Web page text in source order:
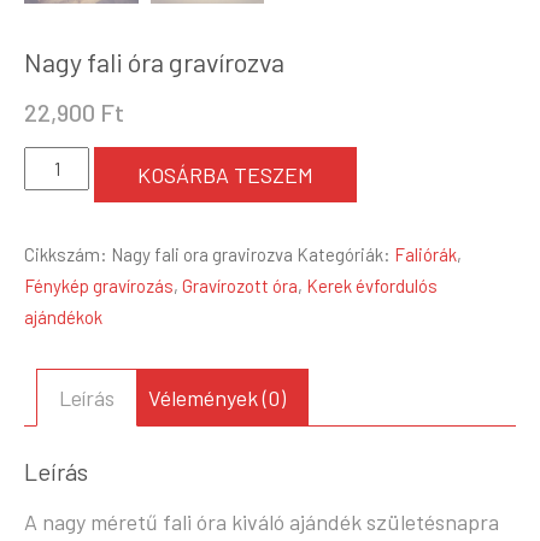
Nagy fali óra gravírozva
22,900 Ft
Nagy
fali
gravírozva
mennyiség
KOSÁRBA TESZEM
Cikkszám: Nagy fali ora gravirozva Kategóriák: Faliórák,
Fénykép gravírozás, Gravírozott óra, Kerek évfordulós
ajándékok
Leírás Vélemények (0)
Leírás
A nagy méretű fali óra kiváló ajándék születésnapra